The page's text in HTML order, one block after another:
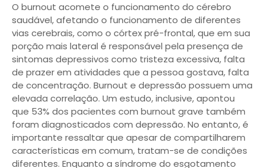
O burnout acomete o funcionamento do cérebro
saudável, afetando o funcionamento de diferentes
vias cerebrais, como o córtex pré-frontal, que em sua
porção mais lateral é responsável pela presença de
sintomas depressivos como tristeza excessiva, falta
de prazer em atividades que a pessoa gostava, falta
de concentração. Burnout e depressão possuem uma
elevada correlação. Um estudo, inclusive, apontou
que 53% dos pacientes com burnout grave também
foram diagnosticados com depressão. No entanto, é
importante ressaltar que apesar de compartilharem
características em comum, tratam-se de condições
diferentes. Enquanto a síndrome do esgotamento